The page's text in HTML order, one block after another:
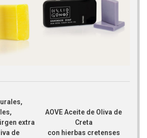
extra
de
AOVE Aceite de Oliva de
Creta
con hierbas cretenses